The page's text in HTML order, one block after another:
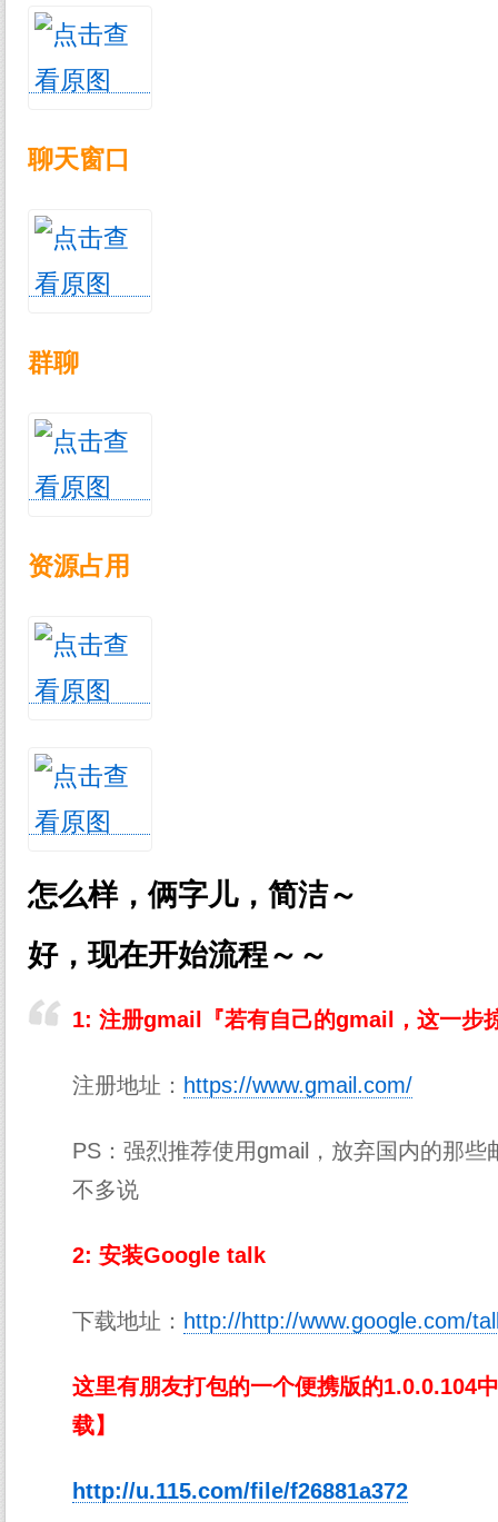
聊天窗口
群聊
资源占用
怎么样，俩字儿，简洁～
好，现在开始流程～～
1: 注册gmail『若有自己的gmail，这一步
注册地址： https://www.gmail.com/
PS：强烈推荐使用gmail，放弃国内的那
不多说
2: 安装Google talk
下载地址： http://http://www.google.com/
这里有朋友打包的一个便携版的1.0.0.104
载】
http://u.115.com/file/f26881a372